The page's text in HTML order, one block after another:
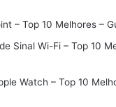
– Top 10 Melhores –
Sinal Wi-Fi – Top 10
Watch – Top 10